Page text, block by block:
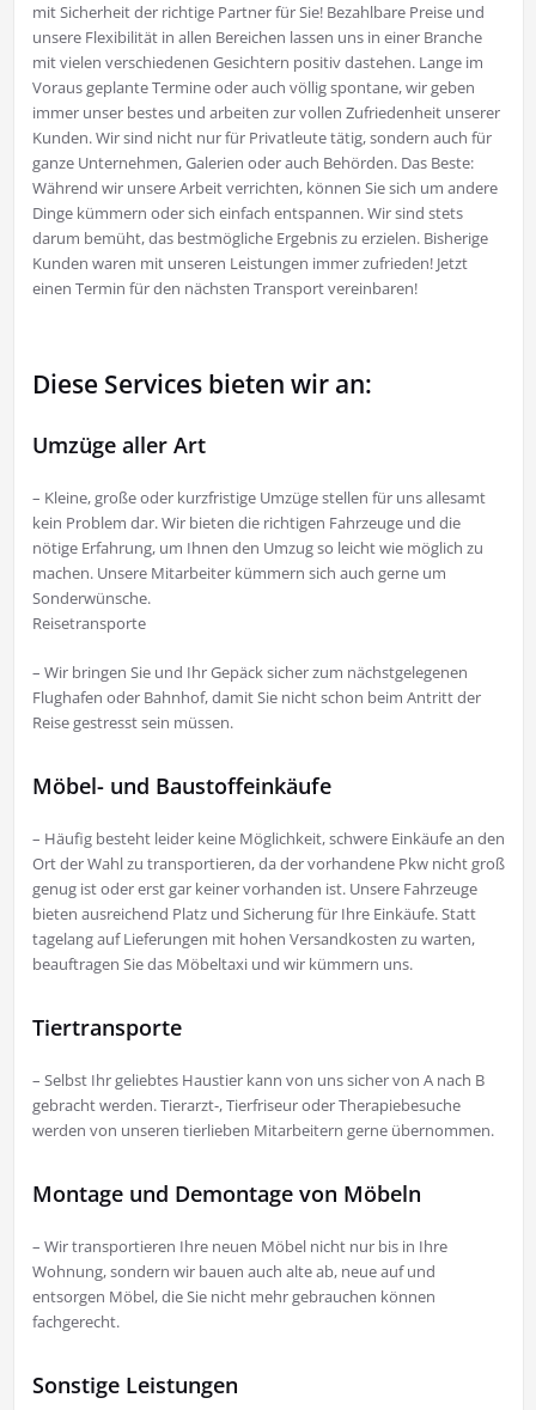
mit Sicherheit der richtige Partner für Sie! Bezahlbare Preise und
unsere Flexibilität in allen Bereichen lassen uns in einer Branche
mit vielen verschiedenen Gesichtern positiv dastehen. Lange im
Voraus geplante Termine oder auch völlig spontane, wir geben
immer unser bestes und arbeiten zur vollen Zufriedenheit unserer
Kunden. Wir sind nicht nur für Privatleute tätig, sondern auch für
ganze Unternehmen, Galerien oder auch Behörden. Das Beste:
Während wir unsere Arbeit verrichten, können Sie sich um andere
Dinge kümmern oder sich einfach entspannen. Wir sind stets
darum bemüht, das bestmögliche Ergebnis zu erzielen. Bisherige
Kunden waren mit unseren Leistungen immer zufrieden! Jetzt
einen Termin für den nächsten Transport vereinbaren!
Diese Services bieten wir an:
Umzüge aller Art
– Kleine, große oder kurzfristige Umzüge stellen für uns allesamt
kein Problem dar. Wir bieten die richtigen Fahrzeuge und die
nötige Erfahrung, um Ihnen den Umzug so leicht wie möglich zu
machen. Unsere Mitarbeiter kümmern sich auch gerne um
Sonderwünsche.
Reisetransporte
– Wir bringen Sie und Ihr Gepäck sicher zum nächstgelegenen
Flughafen oder Bahnhof, damit Sie nicht schon beim Antritt der
Reise gestresst sein müssen.
Möbel- und Baustoffeinkäufe
– Häufig besteht leider keine Möglichkeit, schwere Einkäufe an den
Ort der Wahl zu transportieren, da der vorhandene Pkw nicht groß
genug ist oder erst gar keiner vorhanden ist. Unsere Fahrzeuge
bieten ausreichend Platz und Sicherung für Ihre Einkäufe. Statt
tagelang auf Lieferungen mit hohen Versandkosten zu warten,
beauftragen Sie das Möbeltaxi und wir kümmern uns.
Tiertransporte
– Selbst Ihr geliebtes Haustier kann von uns sicher von A nach B
gebracht werden. Tierarzt-, Tierfriseur oder Therapiebesuche
werden von unseren tierlieben Mitarbeitern gerne übernommen.
Montage und Demontage von Möbeln
– Wir transportieren Ihre neuen Möbel nicht nur bis in Ihre
Wohnung, sondern wir bauen auch alte ab, neue auf und
entsorgen Möbel, die Sie nicht mehr gebrauchen können
fachgerecht.
Sonstige Leistungen